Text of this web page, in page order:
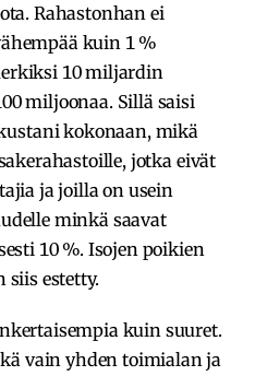
Rahastonhan ei
kuin 1 %
10 miljardin
miljoonaa. Sillä saisi
kokonaan, mikä
jotka eivät
ja joilla on usein
minkä saavat
10 %. Isojen poikien
siis estetty.
kuin suuret.
vain yhden toimialan ja